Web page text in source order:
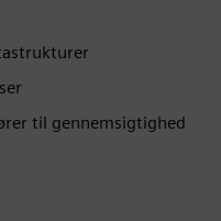
til gennemsigtighed